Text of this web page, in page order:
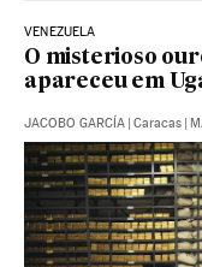
VENEZUELA
O misterioso
apareceu em
JACOBO GARCÍA | Caracas |